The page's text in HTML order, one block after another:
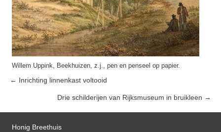
Willem Uppink, Beekhuizen, z.j., pen en penseel op papier.
Posts
navigation
← Inrichting linnenkast voltooid
Drie schilderijen van Rijksmuseum in bruikleen →
Honig Breethuis